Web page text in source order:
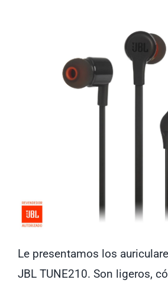
Le presentamos los
JBL TUNE210. Son ligeros,